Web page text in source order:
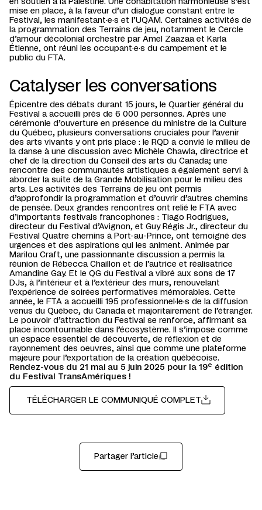
en soutien à la Palestine. Une cohabitation harmonieuse s’est
mise en place, à la faveur d’un dialogue constant entre le
Festival, les manifestant·e·s et l’UQAM. Certaines activités de
la programmation des Terrains de jeu, notamment le Cercle
d’amour décolonial orchestré par Amel Zaazaa et Karla
Étienne, ont réuni les occupant·e·s du campement et le
public du FTA.
Catalyser les conversations
Épicentre des débats durant 15 jours, le Quartier général du
Festival a accueilli près de 6 000 personnes. Après une
cérémonie d’ouverture en présence du ministre de la Culture
du Québec, plusieurs conversations cruciales pour l’avenir
des arts vivants y ont pris place : le RQD a convié le milieu de
la danse à une discussion avec Michèle Chawla, directrice et
chef de la direction du Conseil des arts du Canada; une
rencontre des communautés artistiques a également servi à
aborder la suite de la Grande Mobilisation pour le milieu des
arts. Les activités des Terrains de jeu ont permis
d’approfondir la programmation et d’ouvrir d’autres chemins
de pensée. Deux grandes rencontres ont relié le FTA avec
d’importants festivals francophones : Tiago Rodrigues,
directeur du Festival d’Avignon, et Guy Régis Jr., directeur du
Festival Quatre chemins à Port-au-Prince, ont témoigné des
urgences et des aspirations qui les animent. Animée par
Marilou Craft, une passionnante discussion a permis la
réunion de Rébecca Chaillon et de l’autrice et réalisatrice
Amandine Gay. Et le QG du Festival a vibré aux sons de 17
DJs, à l’intérieur et à l’extérieur des murs, renouvelant
l’expérience de soirées performatives mémorables. Cette
année, le FTA a accueilli 195 professionnel·le·s de la diffusion
venus du Québec, du Canada et majoritairement de l’étranger.
Le pouvoir d’attraction du Festival se renforce, affirmant sa
place incontournable dans l’écosystème. Il s’impose comme
un espace essentiel de découverte, de réflexion et de
rayonnement des oeuvres, ainsi que comme une plateforme
majeure pour l’exportation de la création québécoise.
Rendez-vous du 21 mai au 5 juin 2025 pour la 19e édition
du Festival TransAmériques !
TÉLÉCHARGER LE COMMUNIQUÉ COMPLET
Partager l’article